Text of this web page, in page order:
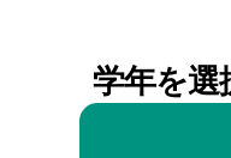
学年を選